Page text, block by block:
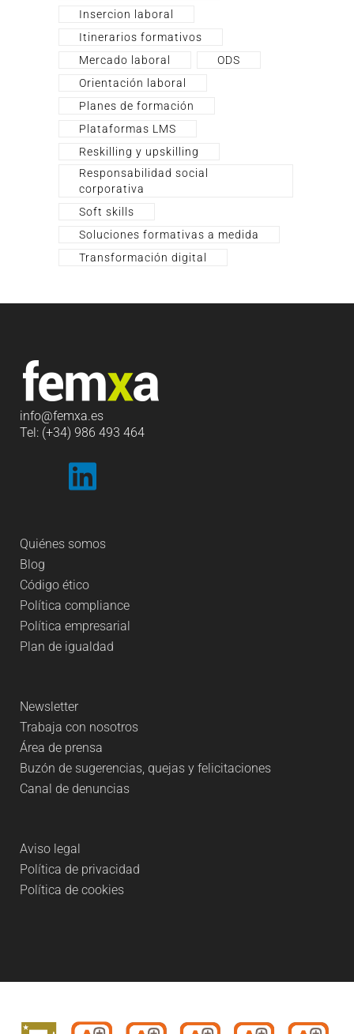
Insercion laboral
Itinerarios formativos
Mercado laboral
ODS
Orientación laboral
Planes de formación
Plataformas LMS
Reskilling y upskilling
Responsabilidad social
corporativa
Soft skills
Soluciones formativas a medida
Transformación digital
info@femxa.es
Tel: (+34) 986 493 464
Quiénes somos
Blog
Código ético
Política compliance
Política empresarial
Plan de igualdad
Newsletter
Trabaja con nosotros
Área de prensa
Buzón de sugerencias, quejas y felicitaciones
Canal de denuncias
Aviso legal
Política de privacidad
Política de cookies